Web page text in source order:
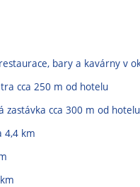
bary a kavárny v
cca 250 m od hotelu
zastávka cca 300 m od hotelu
4,4 km